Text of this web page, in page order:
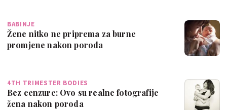
BABINJE
Žene nitko ne priprema za burne
promjene nakon poroda
4TH TRIMESTER BODIES
Bez cenzure: Ovo su realne fotografije
žena nakon poroda